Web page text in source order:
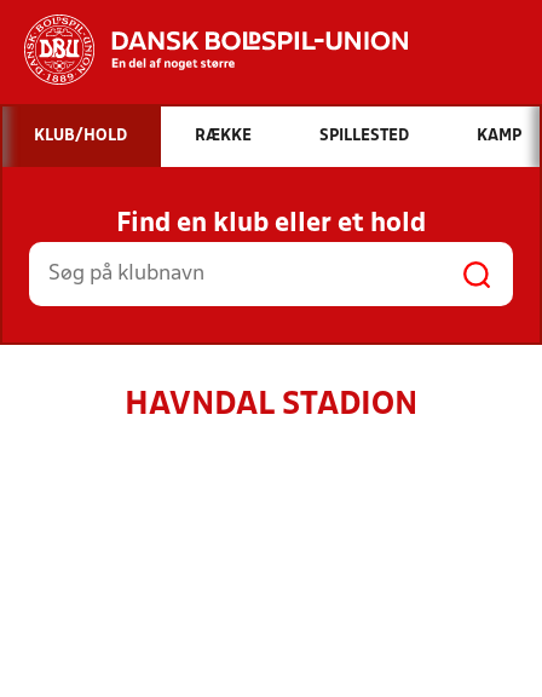
Hvad vil du søge efter?
INDHOLD OG NYHEDER
STILLINGER, RESULTATER, KLUBBER OG
HOLD
KLUB/HOLD RÆKKE SPILLESTED KAMP
Find en klub eller et hold
HAVNDAL STADION